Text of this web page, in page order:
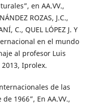
en AA.VV.,
ROZAS, J.C.,
C., QUEL LÓPEZ J. Y
en el mundo
al profesor Luis
Iprolex.
de las
1966”, En AA.VV.,